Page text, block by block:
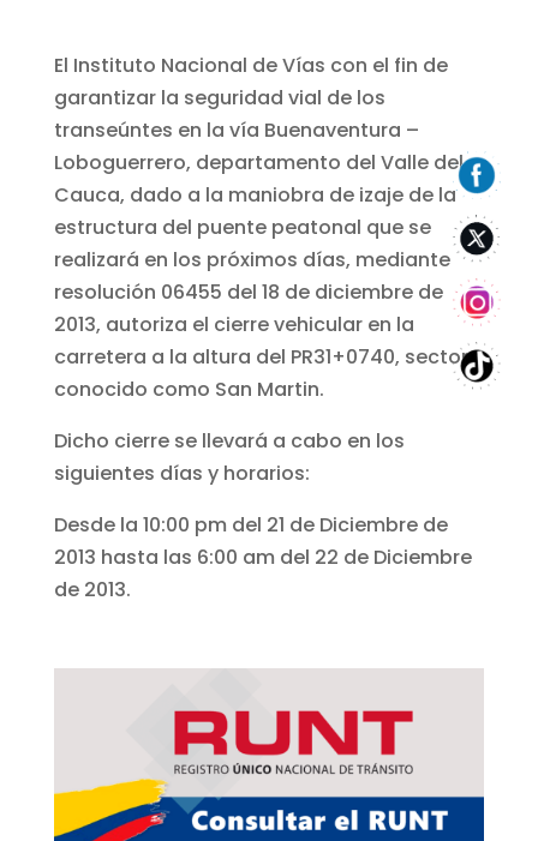
El Instituto Nacional de Vías con el fin de
garantizar la seguridad vial de los
transeúntes en la vía Buenaventura –
Loboguerrero, departamento del Valle del
Cauca, dado a la maniobra de izaje de la
estructura del puente peatonal que se
realizará en los próximos días, mediante
resolución 06455 del 18 de diciembre de
2013, autoriza el cierre vehicular en la
carretera a la altura del PR31+0740, sector
conocido como San Martin.
Dicho cierre se llevará a cabo en los
siguientes días y horarios:
Desde la 10:00 pm del 21 de Diciembre de
2013 hasta las 6:00 am del 22 de Diciembre
de 2013.